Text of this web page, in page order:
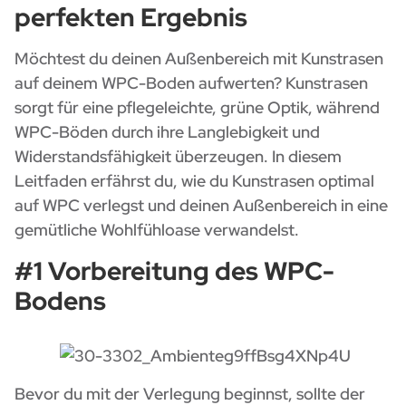
perfekten Ergebnis
Möchtest du deinen Außenbereich mit Kunstrasen
auf deinem WPC-Boden aufwerten? Kunstrasen
sorgt für eine pflegeleichte, grüne Optik, während
WPC-Böden durch ihre Langlebigkeit und
Widerstandsfähigkeit überzeugen. In diesem
Leitfaden erfährst du, wie du Kunstrasen optimal
auf WPC verlegst und deinen Außenbereich in eine
gemütliche Wohlfühloase verwandelst.
#1 Vorbereitung des WPC-
Bodens
Bevor du mit der Verlegung beginnst, sollte der